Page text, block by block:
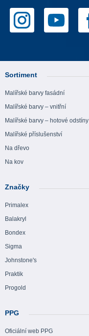
Sortiment
Malířské barvy fasádní
Malířské barvy – vnitřní
Malířské barvy – hotové odstíny
Malířské příslušenství
Na dřevo
Na kov
Značky
Primalex
Balakryl
Bondex
Sigma
Johnstone's
Praktik
Progold
PPG
Oficiální web PPG